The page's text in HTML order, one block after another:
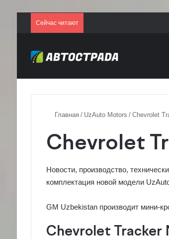
Сейчас читают
Главная / UzAuto Motors / Chevrolet
Chevrolet
Новости, производство,
комплектация новой модели
GM Uzbekistan производит мини-
Chevrolet Tracker